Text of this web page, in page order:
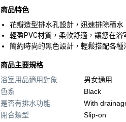
商品特色
花瓣造型排水孔設計，迅速排除積水
輕盈PVC材質，柔軟舒適，讓您在浴
簡約時尚的黑色設計，輕鬆搭配各種
商品主要規格
浴室用品適用對象
男女通用
色系
Black
是否有排水功能
With
閉合類型
Slip-on